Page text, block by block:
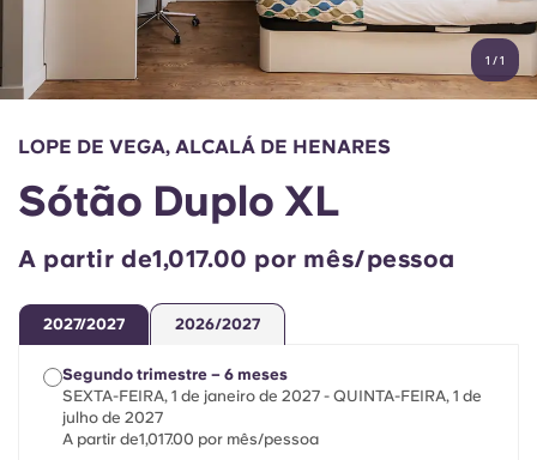
Conta Língua
English (GB)
English (US)
Chinese
Español
Català
Deutsch
Selecione um país
Reservar agora
Portuguese
1 /1
LOPE DE VEGA, ALCALÁ DE HENARES
Sótão Duplo XL
A partir de1,017.00 por mês/pessoa
2027/2027 2026/2027
Segundo trimestre – 6 meses
SEXTA-FEIRA, 1 de janeiro de 2027 - QUINTA-FEIRA, 1 de
julho de 2027
A partir de1,017.00 por mês/pessoa